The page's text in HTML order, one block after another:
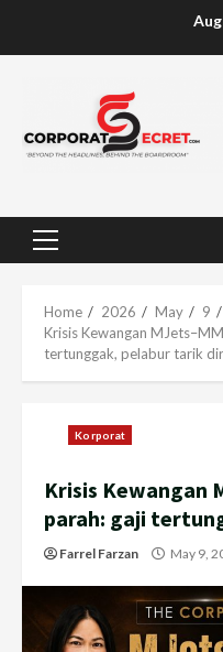
Primary
Home 2026 May
9
Krisis Kewangan
tertunggak, pelabur tarik
Korporat
Krisis Kewangan
parah: gaji
Farrel Farzan May 9,